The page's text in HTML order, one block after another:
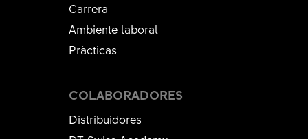
Carrera
Ambiente laboral
Pràcticas
COLABORADORES
Distribuidores